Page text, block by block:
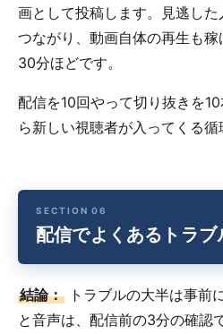
画として投稿します。見逃し
つながり、動画自体の再生も
30分ほどです。
配信を10回やって切り抜きを
ら新しい視聴者が入ってくる循
配信でよくあるトラブ
結論： トラブルの大半は事前
と音声は、配信前の3分の確認